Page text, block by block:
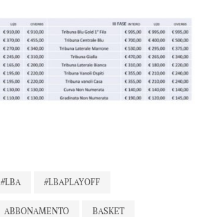
#LBA #LBAPLAYOFF
ABBONAMENTO BASKET